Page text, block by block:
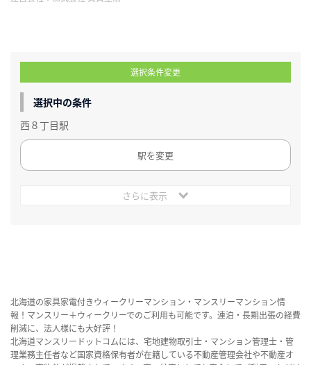
選択条件変更
選択中の条件
西８丁目駅
駅を変更
さらに表示
北海道の家具家電付きウィークリーマンション・マンスリーマンション情
報！マンスリー＋ウィークリーでのご利用も可能です。連泊・長期出張の経費
削減に、法人様にも大好評！
北海道マンスリードットコムには、宅地建物取引士・マンション管理士・管
理業務主任者など国家資格保有者が在籍している不動産管理会社や不動産オ